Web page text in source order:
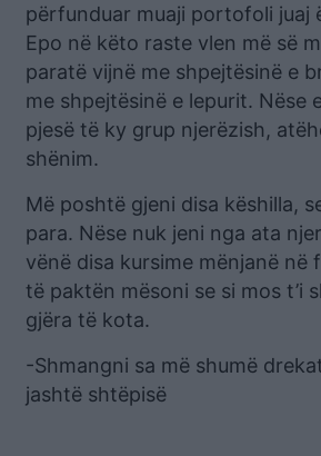
përfunduar muaji portofoli juaj
Epo në këto raste vlen më së
paratë vijnë me shpejtësinë e
me shpejtësinë e lepurit. Nëse
pjesë të ky grup njerëzish,
shënim.
Më poshtë gjeni disa këshilla,
para. Nëse nuk jeni nga ata
vënë disa kursime mënjanë në
të paktën mësoni se si mos t’i
gjëra të kota.
-Shmangni sa më shumë
jashtë shtëpisë